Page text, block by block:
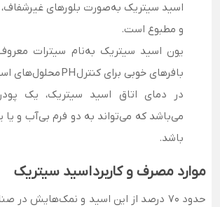
اسید سیتریک به‌صورت بلورهای غیرشفاف،
و مطبوع است.
یون اسید سیتریک به‌نام سیترات
بافرهای خوبی برای کنترل PH محلول‌های اسیدی هستند.
در دمای اتاق اسید سیتریک، یک
می‌باشد که می‌تواند به دو فرم بی‌آب و یا
باشد.
موارد مصرف و کاربرد اسید سیتریک
حدود 70 درصد از این اسید و نمک‌هایش در